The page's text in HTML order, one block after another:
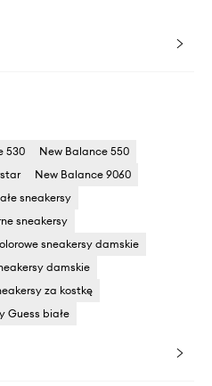
530
New Balance 550
New Balance 9060
sneakersy
sneakersy
sneakersy damskie
damskie
za kostkę
Guess białe